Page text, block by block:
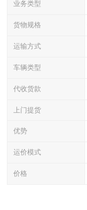
业务类型
货物规格
运输方式
车辆类型
代收货款
上门提货
优势
运价模式
价格